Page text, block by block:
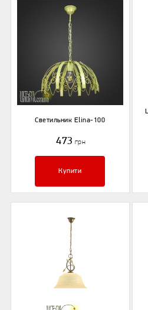
Светильник Elina-100
473 грн
Купити